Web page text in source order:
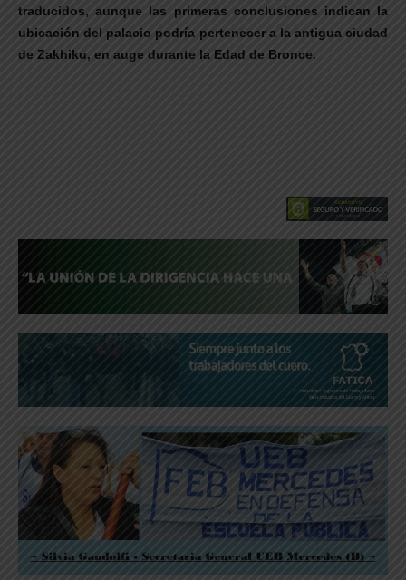
traducidos, aunque las primeras conclusiones indican la
ubicación del palacio podría pertenecer a la antigua ciudad
de Zakhiku, en auge durante la Edad de Bronce.